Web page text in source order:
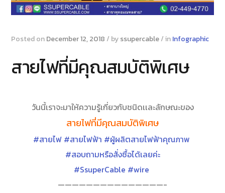
Posted onDecember 12, 2018 / byssupercable/ inInfographic
สายไฟที่มีคุณสมบัติพิเศษ
วันนี้เราจะมาให้ความรู้เกี่ยวกับชนิดเเละลักษณะของ
สายไฟที่มีคุณสมบัติพิเศษ
#สายไฟ #สายไฟฟ้า #ผู้ผลิตสายไฟฟ้าคุณภาพ
#สอบถามหรือสั่งซื้อได้เลยค่ะ
#SsuperCable #wire
———————————————-